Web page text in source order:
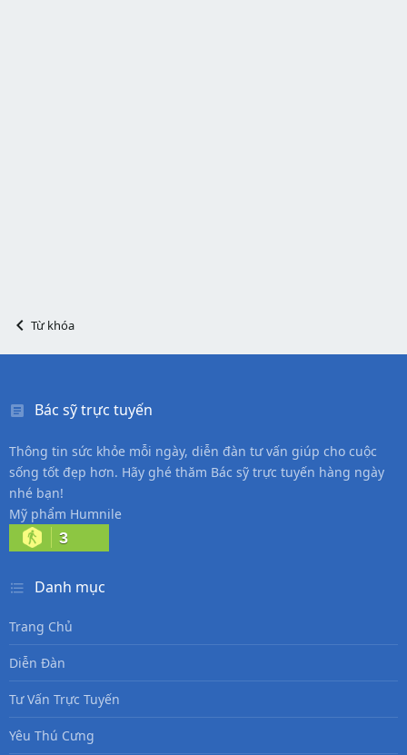
Từ khóa
Bác sỹ trực tuyến
Thông tin sức khỏe mỗi ngày, diễn đàn tư vấn giúp cho cuộc
sống tốt đẹp hơn. Hãy ghé thăm Bác sỹ trực tuyến hàng ngày
nhé bạn!
Mỹ phẩm Humnile
3
Danh mục
Trang Chủ
Diễn Đàn
Tư Vấn Trực Tuyến
Yêu Thú Cưng